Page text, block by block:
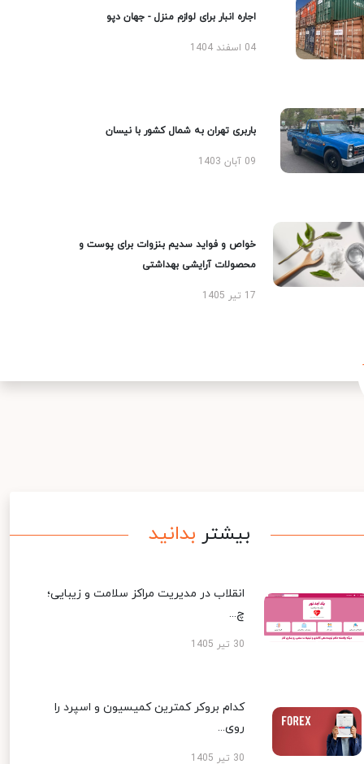
اجاره انبار برای لوازم منزل - جهان دپو
04 اسفند 1404
باربری تهران به شمال کشور با نیسان
09 آبان 1403
خواص و فواید سدیم بنزوات برای پوست و
محصولات آرایشی بهداشتی
17 تیر 1405
بیشتر بدانید
انقلاب در مدیریت مراکز سلامت و زیبایی؛
چ...
30 تیر 1405
کدام بروکر کمترین کمیسیون و اسپرد را
روی...
30 تیر 1405